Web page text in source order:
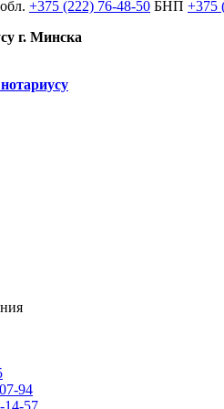
+375 (222) 76-48-50 БНП +375
г. Минска
94
14-57